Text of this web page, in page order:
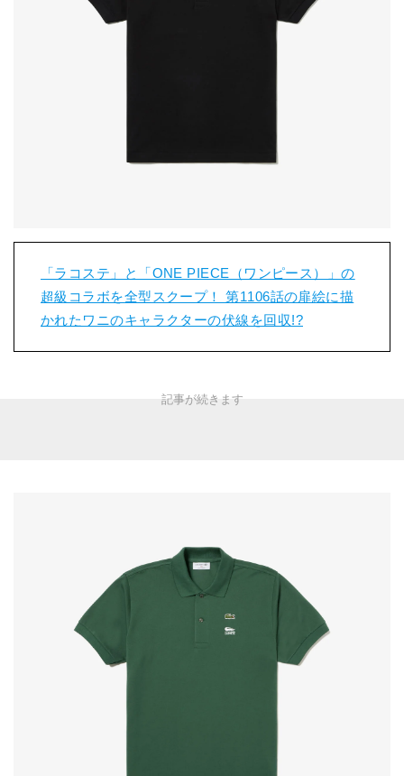
「ラコステ」と「ONE PIECE（ワンピース）」の
超級コラボを全型スクープ！ 第1106話の扉絵に描
かれたワニのキャラクターの伏線を回収!?